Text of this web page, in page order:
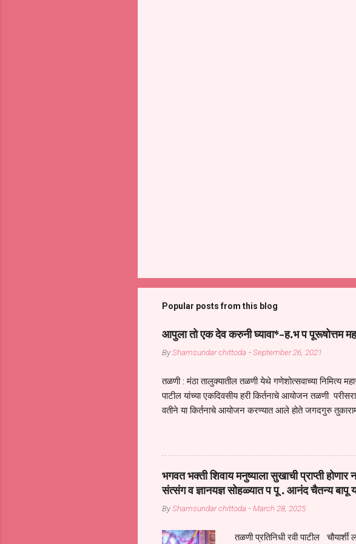
Popular posts from this blog
आपुला तो एक देव करुनी घ्यावा*-ह.भ प पूरूषोत्तम
ByShamsundar chittoda -September 26, 2021
तळणी : मंठा तालुक्यातील तळणी येथे गणेशोत्सवाच्या निमित्य
पाटील यांच्या एकदिवसीय हरी किर्तनाचे आयोजन तळणी
वतीने या किर्तनाचे आयोजन करण्यात आले होते जगदगुरु
जातीच्या परीक्षेचा काळ आहे धर्ममंडपात बसलेली लोक ही
महामारीतून जर आपल्याला वाचायचे असेल तर धार्मीक
सप्रदायच खूप मोठा आधार आहे सध्य स्थितीत मानव
गरजा कीती कमी आहेत यांची जाणीव आपल्या सगळ्याना करून
आधार असते परतू आज काल तीच साधना करण्याचा आळस
भगवत भक्ती शिवाय मनुष्याला सुखाची प्राप्ती होणार
संत्संग व ज्ञानयज्ञ सोहळ्यात प पू . आनंद चैतन्य बापू
ByShamsundar chittoda -March 28, 2025
तळणी प्रतिनिधी रवी पाटील